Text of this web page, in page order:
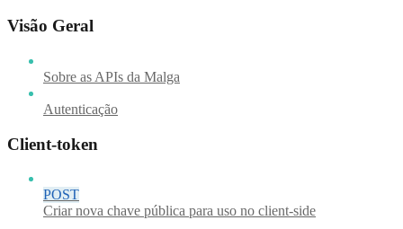
Visão Geral
Sobre as APIs da Malga
Autenticação
Client-token
POST
Criar nova chave pública para uso no client-side